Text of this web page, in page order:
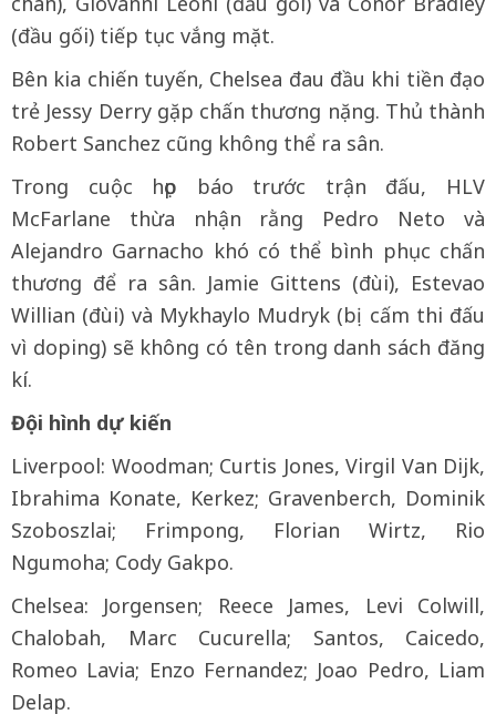
(đầu gối) tiếp tục vắng mặt.
Bên kia chiến tuyến, Chelsea đau đầu khi tiền đạo
trẻ Jessy Derry gặp chấn thương nặng. Thủ thành
Robert Sanchez cũng không thể ra sân.
Trong cuộc họp báo trước trận đấu, HLV
McFarlane thừa nhận rằng Pedro Neto và
Alejandro Garnacho khó có thể bình phục chấn
thương để ra sân. Jamie Gittens (đùi), Estevao
Willian (đùi) và Mykhaylo Mudryk (bị cấm thi đấu
vì doping) sẽ không có tên trong danh sách đăng
kí.
Đội hình dự kiến
Liverpool: Woodman; Curtis Jones, Virgil Van Dijk,
Ibrahima Konate, Kerkez; Gravenberch, Dominik
Szoboszlai; Frimpong, Florian Wirtz, Rio
Ngumoha; Cody Gakpo.
Chelsea: Jorgensen; Reece James, Levi Colwill,
Chalobah, Marc Cucurella; Santos, Caicedo,
Romeo Lavia; Enzo Fernandez; Joao Pedro, Liam
Delap.